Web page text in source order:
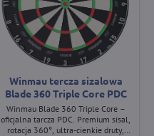
Winmau tercza sizalowa
Blade 360 Triple Core PDC
Winmau Blade 360 Triple Core –
oficjalna tarcza PDC. Premium sisal,
rotacja 360°, ultra-cienkie druty,